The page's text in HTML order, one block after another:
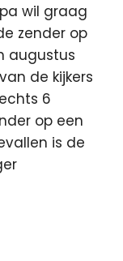
wil graag
zender op
augustus
de kijkers
6
op een
is de